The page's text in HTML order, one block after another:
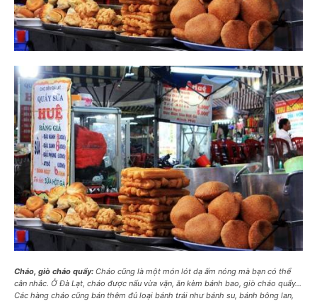
Cháo, giò cháo quẩy: Cháo cũng là một món lót dạ ấm nóng mà bạn có thể
cân nhắc. Ở Đà Lạt, cháo được nấu vừa vặn, ăn kèm bánh bao, giò cháo quẩy…
Các hàng cháo cũng bán thêm đủ loại bánh trái như bánh su, bánh bông lan,